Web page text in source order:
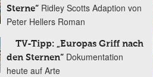
Sterne“ Ridley Scotts Adaption von
Peter Hellers Roman
TV-Tipp: „Europas Griff nach
den Sternen“ Dokumentation
heute auf Arte